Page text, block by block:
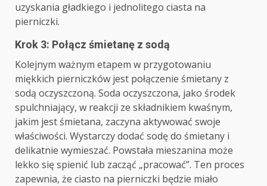
uzyskania gładkiego i jednolitego ciasta na
pierniczki.
Krok 3: Połącz śmietanę z sodą
Kolejnym ważnym etapem w przygotowaniu
miękkich pierniczków jest połączenie śmietany z
sodą oczyszczoną. Soda oczyszczona, jako środek
spulchniający, w reakcji ze składnikiem kwaśnym,
jakim jest śmietana, zaczyna aktywować swoje
właściwości. Wystarczy dodać sodę do śmietany i
delikatnie wymieszać. Powstała mieszanina może
lekko się spienić lub zacząć „pracować”. Ten proces
zapewnia, że ciasto na pierniczki będzie miało